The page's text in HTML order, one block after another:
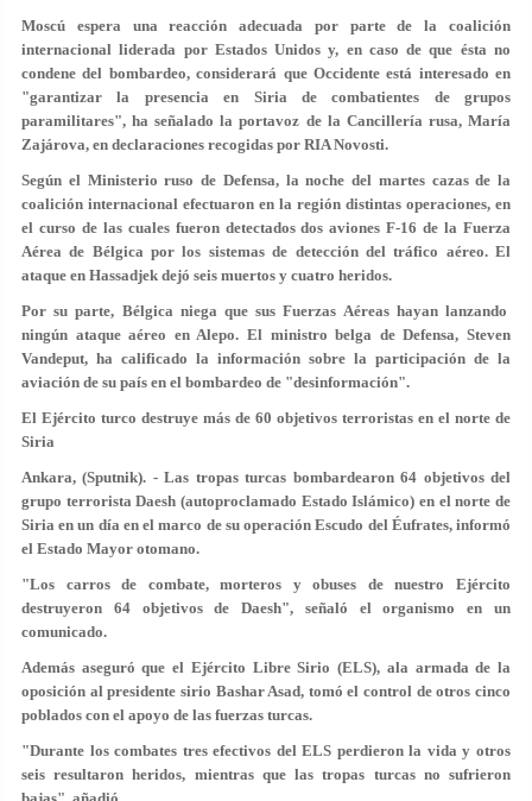
Moscú espera una reacción adecuada por parte de la coalición
internacional liderada por Estados Unidos y, en caso de que ésta no
condene del bombardeo, considerará que Occidente está interesado en
"garantizar la presencia en Siria de combatientes de grupos
paramilitares", ha señalado la portavoz de la Cancillería rusa, María
Zajárova, en declaraciones recogidas por RIA Novosti.
Según el Ministerio ruso de Defensa, la noche del martes cazas de la
coalición internacional efectuaron en la región distintas operaciones, en
el curso de las cuales fueron detectados dos aviones F-16 de la Fuerza
Aérea de Bélgica por los sistemas de detección del tráfico aéreo. El
ataque en Hassadjek dejó seis muertos y cuatro heridos.
Por su parte, Bélgica niega que sus Fuerzas Aéreas hayan lanzando
ningún ataque aéreo en Alepo. El ministro belga de Defensa, Steven
Vandeput, ha calificado la información sobre la participación de la
aviación de su país en el bombardeo de "desinformación".
El Ejército turco destruye más de 60 objetivos terroristas en el norte de
Siria
Ankara, (Sputnik). - Las tropas turcas bombardearon 64 objetivos del
grupo terrorista Daesh (autoproclamado Estado Islámico) en el norte de
Siria en un día en el marco de su operación Escudo del Éufrates, informó
el Estado Mayor otomano.
"Los carros de combate, morteros y obuses de nuestro Ejército
destruyeron 64 objetivos de Daesh", señaló el organismo en un
comunicado.
Además aseguró que el Ejército Libre Sirio (ELS), ala armada de la
oposición al presidente sirio Bashar Asad, tomó el control de otros cinco
poblados con el apoyo de las fuerzas turcas.
"Durante los combates tres efectivos del ELS perdieron la vida y otros
seis resultaron heridos, mientras que las tropas turcas no sufrieron